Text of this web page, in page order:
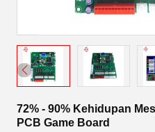
72% - 90% Kehidupan
PCB Game Board